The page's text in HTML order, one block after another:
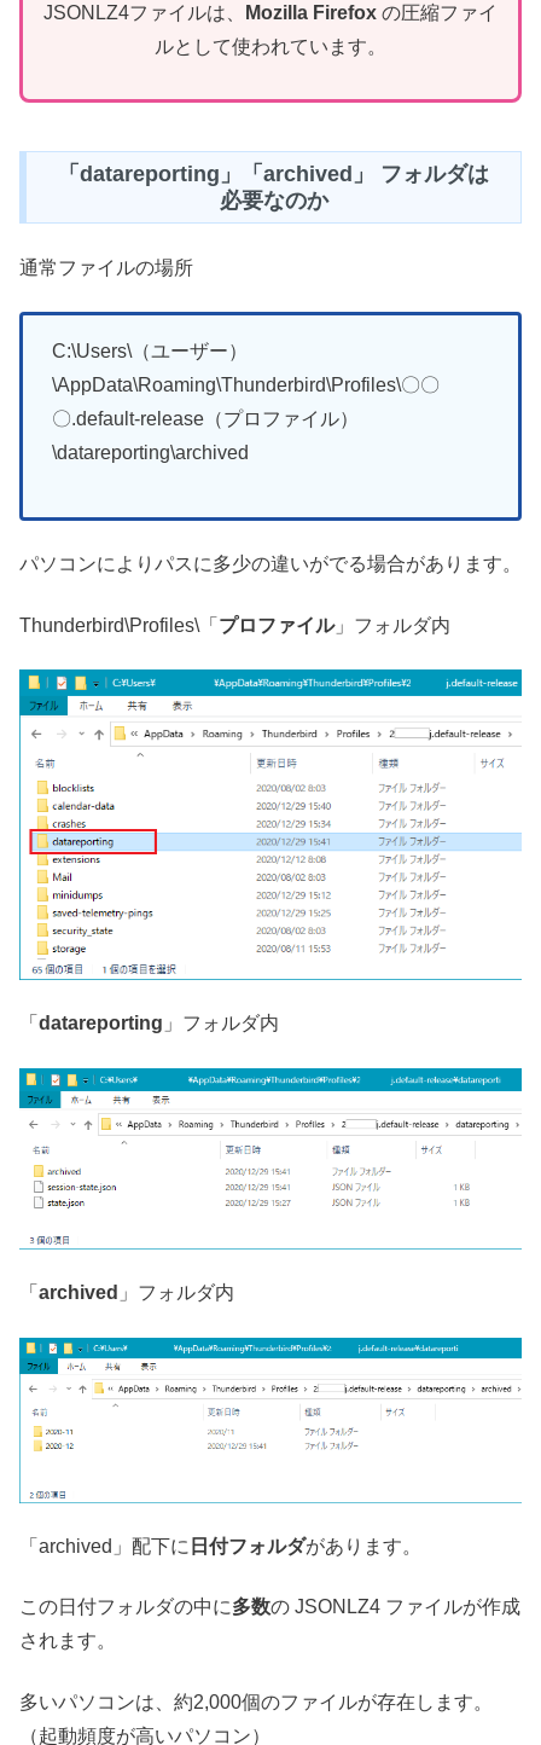
JSONLZ4ファイルは、 Mozilla Firefox の圧縮ファイ
ルとして使われています。
「datareporting」「archived」 フォルダは
必要なのか
通常ファイルの場所
C:\Users\（ユーザー）
\AppData\Roaming\Thunderbird\Profiles\〇〇
〇.default-release（プロファイル）
\datareporting\archived
パソコンによりパスに多少の違いがでる場合があります。
Thunderbird\Profiles\「 プロファイル」フォルダ内
「 datareporting 」フォルダ内
「 archived 」フォルダ内
「archived」配下に 日付フォルダがあります。
この日付フォルダの中に多数の JSONLZ4 ファイルが作成
されます。
多いパソコンは、約2,000個のファイルが存在します。
（起動頻度が高いパソコン）